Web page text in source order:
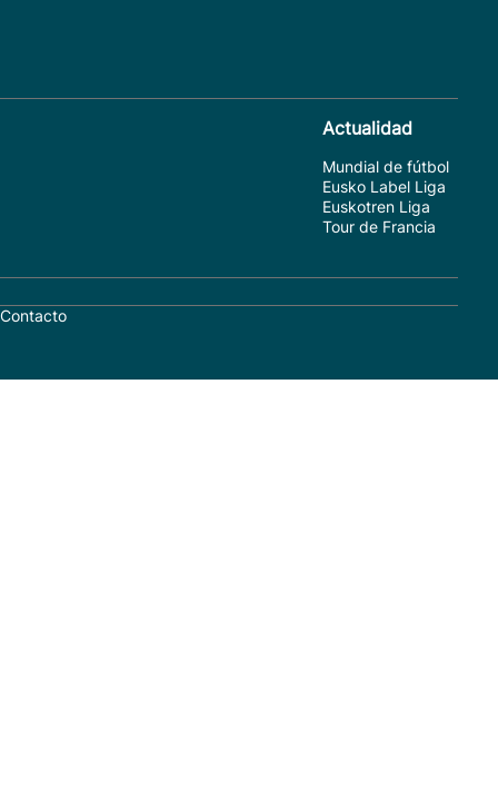
Actualidad
Mundial de fútbol
Eusko Label Liga
Euskotren Liga
Tour de Francia
Contacto